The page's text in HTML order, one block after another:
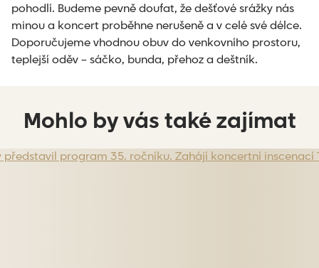
pohodlí. Budeme pevně doufat, že dešťové srážky nás
minou a koncert proběhne nerušeně a v celé své délce.
Doporučujeme vhodnou obuv do venkovního prostoru,
teplejší oděv – sáčko, bunda, přehoz a deštník.
Mohlo by vás také zajímat